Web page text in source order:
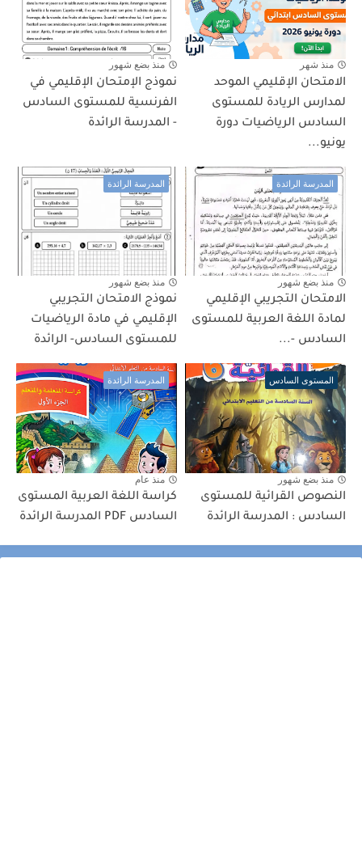
منذ شهر
الامتحان الإقليمي الموحد
لمدارس الريادة للمستوى
السادس الرياضيات دورة
يونيو...
منذ بضع شهور
نموذج الإمتحان الإقليمي في
الفرنسية للمستوى السادس
- المدرسة الرائدة
المدرسة الرائدة
منذ بضع شهور
الامتحان التجريبي الإقليمي
لمادة اللغة العربية للمستوى
السادس -...
المدرسة الرائدة
منذ بضع شهور
نموذج الامتحان التجريبي
الإقليمي في مادة الرياضيات
للمستوى السادس- الرائدة
المستوى السادس
منذ بضع شهور
النصوص القرائية للمستوى
السادس : المدرسة الرائدة
المدرسة الرائدة
منذ عام
كراسة اللغة العربية المستوى
السادس PDF المدرسة الرائدة